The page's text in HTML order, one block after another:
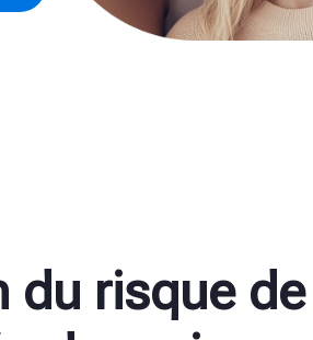
risque